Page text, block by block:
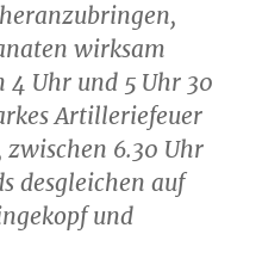
wirksam
4 Uhr und 5 Uhr 30
Artilleriefeuer
6.30 Uhr
desgleichen auf
und